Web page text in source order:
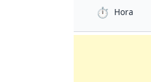
⏱️ Hora en